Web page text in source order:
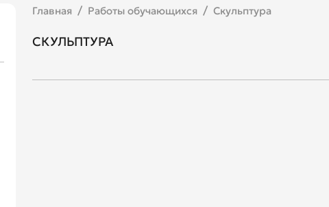
Главная Работы обучающихся Скульптура
СКУЛЬПТУРА